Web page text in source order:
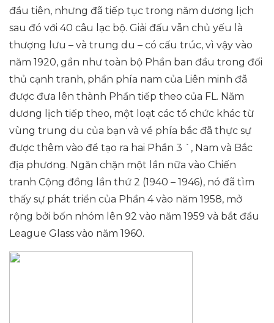
đầu tiên, nhưng đã tiếp tục trong năm dương lịch
sau đó với 40 câu lạc bộ. Giải đấu vẫn chủ yếu là
thượng lưu – và trung du – có cấu trúc, vì vậy vào
năm 1920, gần như toàn bộ Phần ban đầu trong đối
thủ cạnh tranh, phần phía nam của Liên minh đã
được đưa lên thành Phần tiếp theo của FL. Năm
dương lịch tiếp theo, một loạt các tổ chức khác từ
vùng trung du của bạn và về phía bắc đã thực sự
được thêm vào để tạo ra hai Phần 3 `, Nam và Bắc
địa phương. Ngăn chặn một lần nữa vào Chiến
tranh Cộng đồng lần thứ 2 (1940 – 1946), nó đã tìm
thấy sự phát triển của Phần 4 vào năm 1958, mở
rộng bởi bốn nhóm lên 92 vào năm 1959 và bắt đầu
League Glass vào năm 1960.